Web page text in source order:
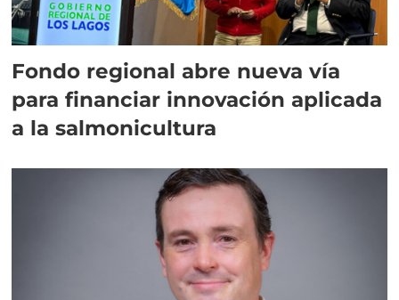
Fondo regional abre nueva vía
para financiar innovación aplicada
a la salmonicultura